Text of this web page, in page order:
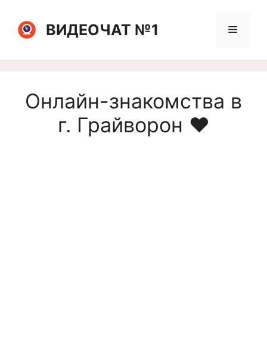
содержимомуВИДЕОЧАТ №1 Меню
Онлайн-знакомства в
г. Грайворон ❤️